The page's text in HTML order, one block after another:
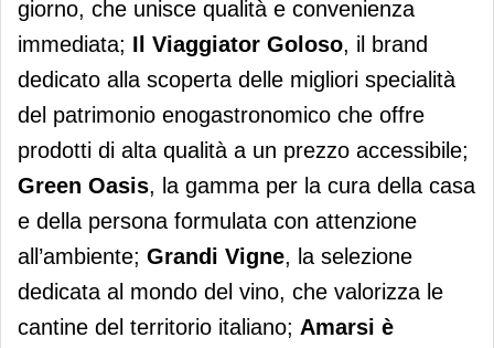
giorno, che unisce qualità e convenienza
immediata; Il Viaggiator Goloso, il brand
dedicato alla scoperta delle migliori specialità
del patrimonio enogastronomico che offre
prodotti di alta qualità a un prezzo accessibile;
Green Oasis, la gamma per la cura della casa
e della persona formulata con attenzione
all’ambiente; Grandi Vigne, la selezione
dedicata al mondo del vino, che valorizza le
cantine del territorio italiano; Amarsi è